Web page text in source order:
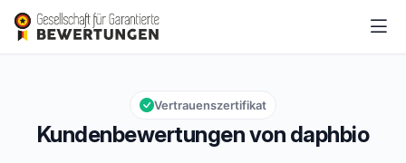
daphbio
Gesamtbewertung: 9,2 von 10
9,2/10
Kundenbewertungen von daphbio
Vertrauenszertifikat